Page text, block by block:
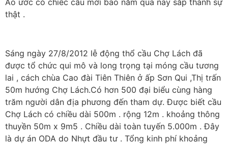
Ao ước có chiếc cầu mới bao năm qua nay sắp thành sự
thật .
Sáng ngày 27/8/2012 lễ động thổ cầu Chợ Lách đã
được tổ chức qui mô và long trọng tại móng cầu tương
lai , cách chùa Cao đài Tiên Thiên ở ấp Sơn Qui ,Thị trấn
50m hướng Chợ Lách.Có hơn 500 đại biểu cùng hàng
trăm người dân địa phương đến tham dự. Được biết cầu
Chợ Lách có chiều dài 500m . rộng 12m . khoảng thông
thuyền 50m x 9m5 . Chiều dài toàn tuyến 5.000m . Đây
là dự án ODA do Nhựt đầu tư . Tổng kinh phí khoảng